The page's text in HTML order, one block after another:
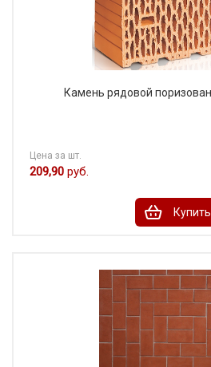
Камень рядовой
Цена за шт.
209,90 руб.
Купить